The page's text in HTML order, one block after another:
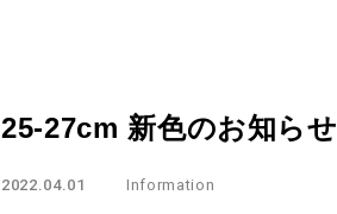
25-27cm 新色のお知らせ
2022.04.01 Information